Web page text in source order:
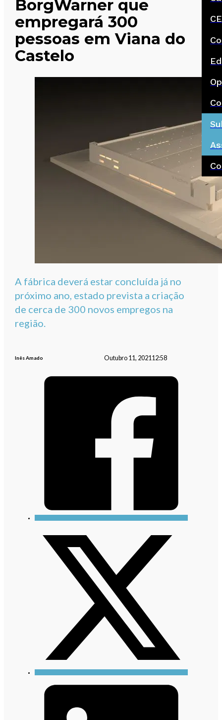
BorgWarner que
empregará 300
pessoas em Viana do
Castelo
A fábrica deverá estar concluída já no
próximo ano, estado prevista a criação
de cerca de 300 novos empregos na
região.
Inês Amado Outubro 11, 2021 12:58